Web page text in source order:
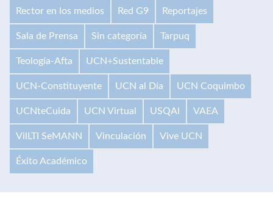
Rector en los medios Red G9 Reportajes
Sala de Prensa Sin categoría Tarpuq
Teología-Afta UCN+Sustentable
UCN-Constituyente UCN al Día UCN Coquimbo
UCNteCuida UCN Virtual USQAI VAEA
VilLTI SeMANN Vinculación Vive UCN
Éxito Académico